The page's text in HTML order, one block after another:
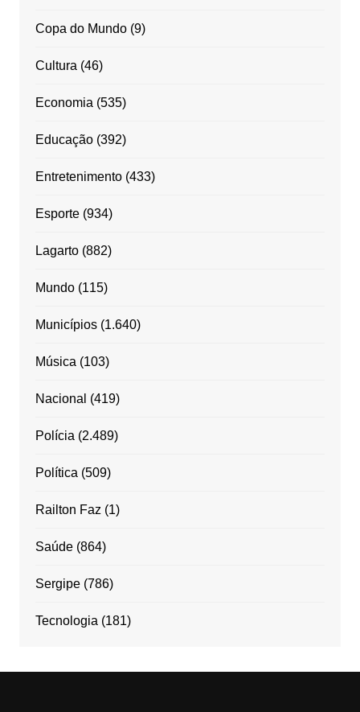
Copa do Mundo(9)
Cultura(46)
Economia(535)
Educação(392)
Entretenimento(433)
Esporte(934)
Lagarto(882)
Mundo(115)
Municípios(1.640)
Música(103)
Nacional (419)
Polícia(2.489)
Política(509)
Railton Faz(1)
Saúde(864)
Sergipe(786)
Tecnologia(181)